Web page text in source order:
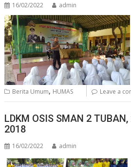
16/02/2022 admin
Berita Umum, HUMAS Leave a
LDKM OSIS SMAN 2
2018
16/02/2022 admin